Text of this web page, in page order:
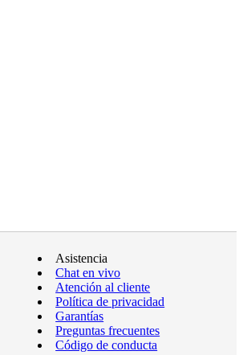
Asistencia
Chat en vivo
Atención al cliente
Política de privacidad
Garantías
Preguntas frecuentes
Código de conducta